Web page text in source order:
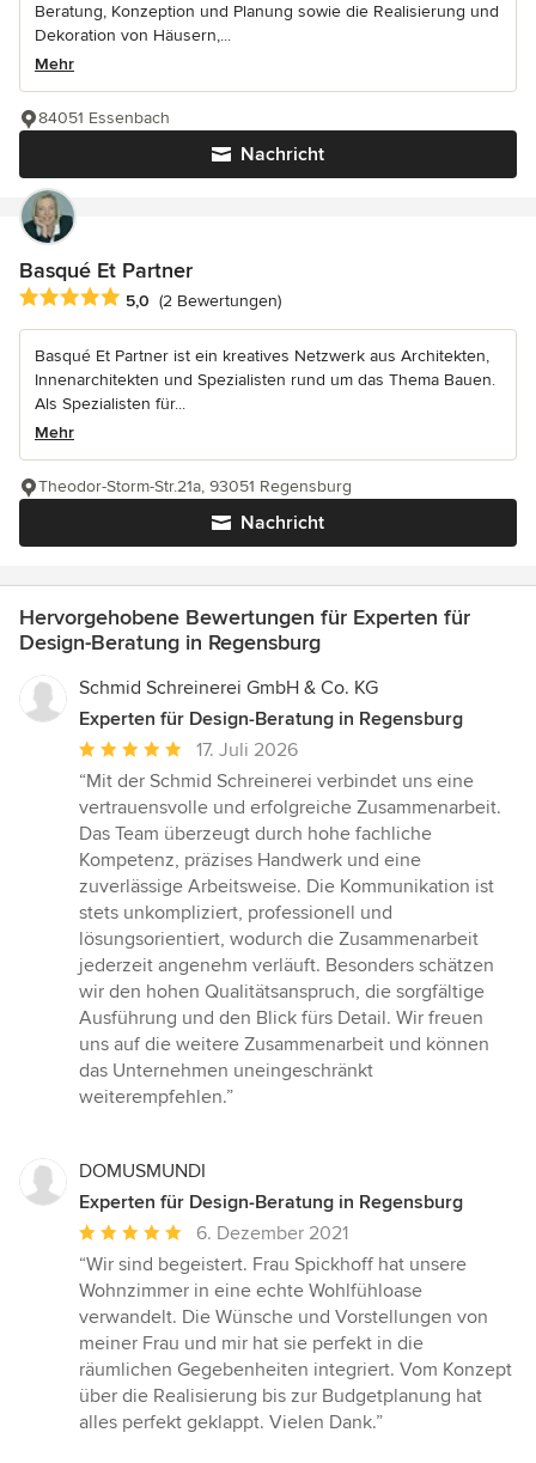
Beratung, Konzeption und Planung sowie die Realisierung und
Dekoration von Häusern,...
Mehr
Nachricht
84051 Essenbach
Basqué Et Partner
Durchschnittliche Bewertung: 5 von 5 Sternen
5,0 (2 Bewertungen)
Basqué Et Partner ist ein kreatives Netzwerk aus Architekten,
Innenarchitekten und Spezialisten rund um das Thema Bauen.
Als Spezialisten für...
Mehr
Nachricht
Theodor-Storm-Str.21a, 93051 Regensburg
Hervorgehobene Bewertungen für Experten für
Design-Beratung in Regensburg
Schmid Schreinerei GmbH & Co. KG
Experten für Design-Beratung in Regensburg
Durchschnittliche
Bewertung:
5
von
5
Sternen
17. Juli 2026
“Mit der Schmid Schreinerei verbindet uns eine
vertrauensvolle und erfolgreiche Zusammenarbeit.
Das Team überzeugt durch hohe fachliche
Kompetenz, präzises Handwerk und eine
zuverlässige Arbeitsweise. Die Kommunikation ist
stets unkompliziert, professionell und
lösungsorientiert, wodurch die Zusammenarbeit
jederzeit angenehm verläuft. Besonders schätzen
wir den hohen Qualitätsanspruch, die sorgfältige
Ausführung und den Blick fürs Detail. Wir freuen
uns auf die weitere Zusammenarbeit und können
das Unternehmen uneingeschränkt
weiterempfehlen.”
DOMUSMUNDI
Experten für Design-Beratung in Regensburg
Durchschnittliche
Bewertung:
5
von
5
Sternen
6. Dezember 2021
“Wir sind begeistert. Frau Spickhoff hat unsere
Wohnzimmer in eine echte Wohlfühloase
verwandelt. Die Wünsche und Vorstellungen von
meiner Frau und mir hat sie perfekt in die
räumlichen Gegebenheiten integriert. Vom Konzept
über die Realisierung bis zur Budgetplanung hat
alles perfekt geklappt. Vielen Dank.”